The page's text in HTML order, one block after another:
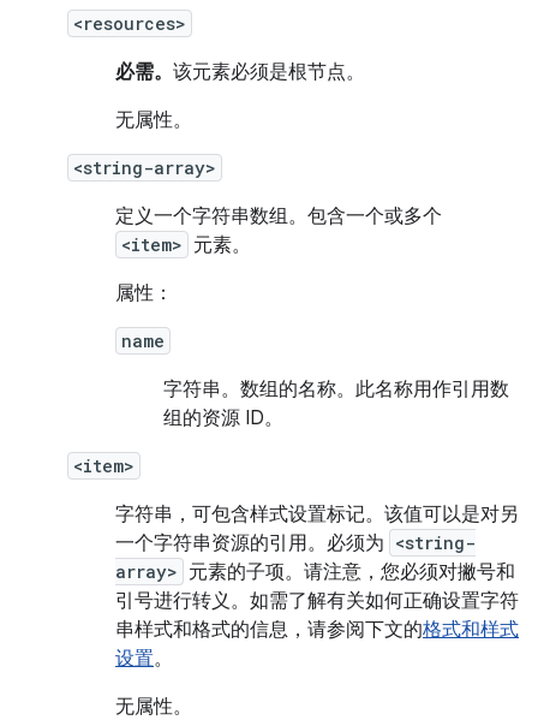
<resources>
必需。 该元素必须是根节点。
无属性。
<string-array>
定义一个字符串数组。包含一个或多个
<item> 元素。
属性：
name
字符串。 数组的名称。此名称用作引用数
组的资源 ID。
<item>
字符串，可包含样式设置标记。该值可以是对另
一个字符串资源的引用。必须为 <string-
array> 元素的子项。请注意，您必须对撇号和
引号进行转义。如需了解有关如何正确设置字符
串样式和格式的信息，请参阅下文的格式和样式
设置。
无属性。